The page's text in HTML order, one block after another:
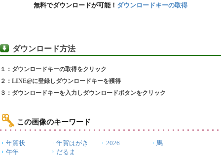
無料でダウンロードが可能！ ダウンロードキーの取得
ダウンロード方法
１：ダウンロードキーの取得をクリック
２：LINE@に登録しダウンロードキーを獲得
３：ダウンロードキーを入力しダウンロードボタンをクリック
この画像のキーワード
年賀状 年賀はがき 2026
馬
午年
だるま